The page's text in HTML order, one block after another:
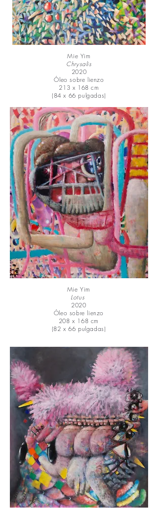
Mie Yim
Chrysalis
2020
Óleo sobre lienzo
213 x 168 cm
(84 x 66 pulgadas)
Mie Yim
Lotus
2020
Óleo sobre lienzo
208 x 168 cm
(82 x 66 pulgadas)